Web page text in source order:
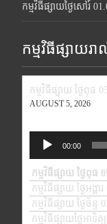
កម្មវិធីផ្សាយថ្ងៃសៅរ៍
កម្មវិធីផ្សាយរា
កម្មវិធីផ្សាយ ថ្ងៃពុធ
AUGUST 5, 2026
Audio
Player
00:00
កម្មវិធីផ្សាយ ថ្ងៃពុធ
កម្មវិធីផ្សាយ ថ្ងៃអង្គា
កម្មវិធីផ្សាយ ថ្ងៃច័ន្ទ
កម្មវិធីផ្សាយថ្ងៃអាទិ